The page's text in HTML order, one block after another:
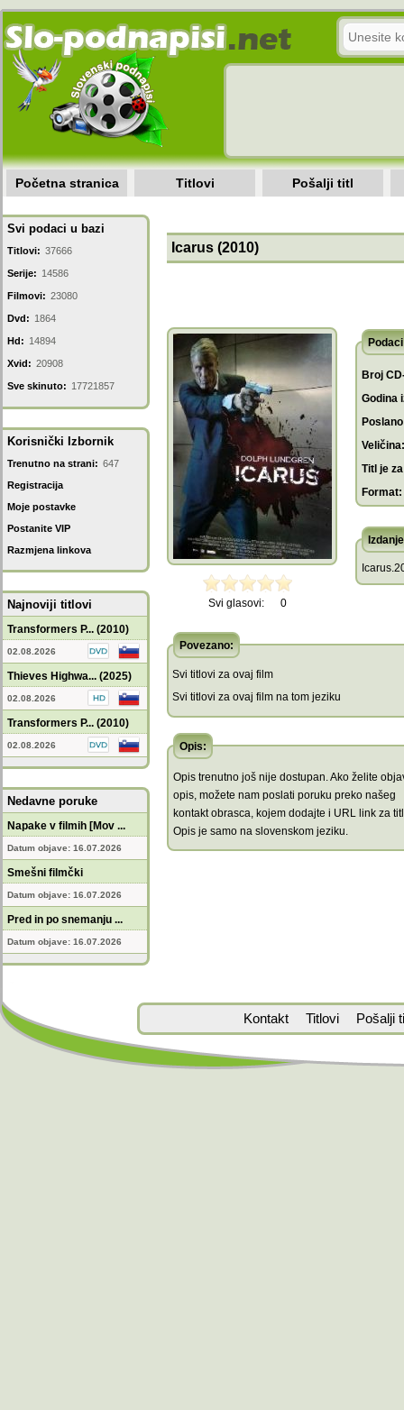
Početna stranica Titlovi Pošalji titl
Svi podaci u bazi
Titlovi: 37666
Serije: 14586
Filmovi: 23080
Dvd: 1864
Hd: 14894
Xvid: 20908
Sve skinuto: 17721857
Korisnički Izbornik
Trenutno na strani: 647
Registracija
Moje postavke
Postanite VIP
Razmjena linkova
Najnoviji titlovi
Transformers P... (2010)
02.08.2026
Thieves Highwa... (2025)
02.08.2026
Transformers P... (2010)
02.08.2026
Nedavne poruke
Napake v filmih [Mov ...
Datum objave: 16.07.2026
Smešni filmčki
Datum objave: 16.07.2026
Pred in po snemanju ...
Datum objave: 16.07.2026
Icarus (2010)
Svi glasovi: 0
Broj
Godina
Veličina:
Titl je
Format:
Povezano:
Svi titlovi za ovaj film
Svi titlovi za ovaj film na tom jeziku
Opis:
Opis trenutno još nije dostupan. Ako želite
opis, možete nam poslati poruku preko našeg
kontakt obrasca, kojem dodajte i URL link za
Opis je samo na slovenskom jeziku.
Kontakt Titlovi Pošalji